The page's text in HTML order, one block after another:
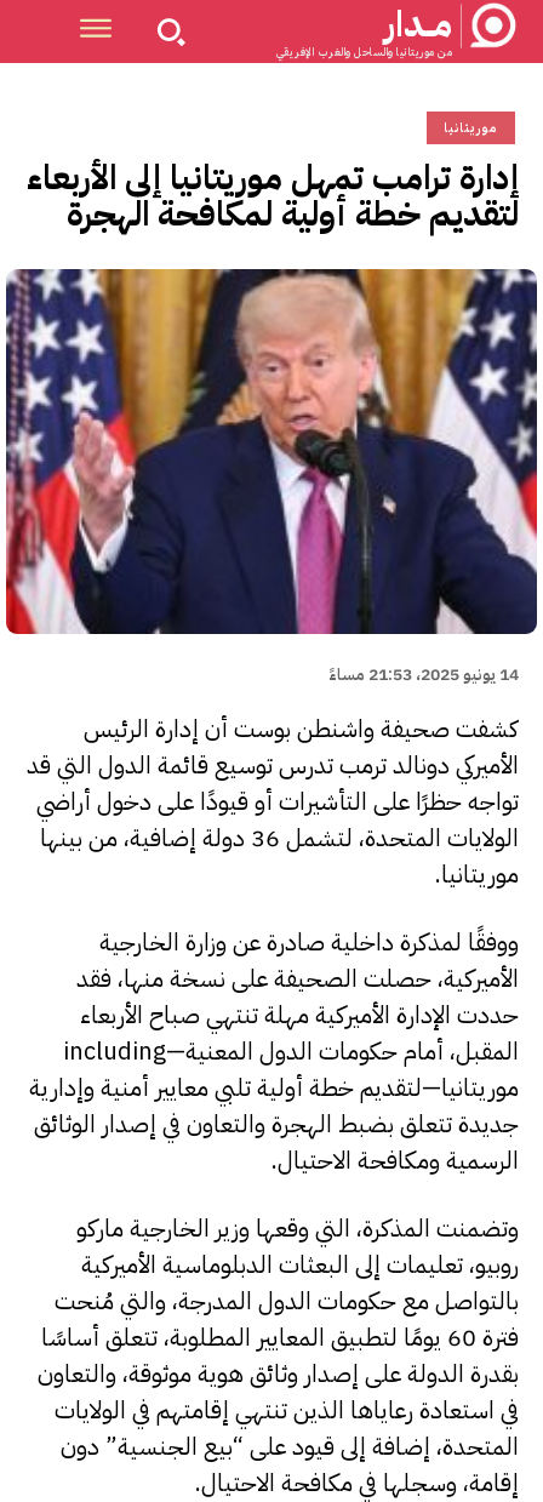
مــدار
من موريتانيا والساحل والغرب الإفريقي
موريتانيا
إدارة ترامب تمهل موريتانيا إلى الأربعاء
لتقديم خطة أولية لمكافحة الهجرة
14 يونيو 2025، 21:53 مساءً
كشفت صحيفة واشنطن بوست أن إدارة الرئيس
الأميركي دونالد ترمب تدرس توسيع قائمة الدول التي قد
تواجه حظرًا على التأشيرات أو قيودًا على دخول أراضي
الولايات المتحدة، لتشمل 36 دولة إضافية، من بينها
موريتانيا.
ووفقًا لمذكرة داخلية صادرة عن وزارة الخارجية
الأميركية، حصلت الصحيفة على نسخة منها، فقد
حددت الإدارة الأميركية مهلة تنتهي صباح الأربعاء
المقبل، أمام حكومات الدول المعنية—including
موريتانيا—لتقديم خطة أولية تلبي معايير أمنية وإدارية
جديدة تتعلق بضبط الهجرة والتعاون في إصدار الوثائق
الرسمية ومكافحة الاحتيال.
وتضمنت المذكرة، التي وقعها وزير الخارجية ماركو
روبيو، تعليمات إلى البعثات الدبلوماسية الأميركية
بالتواصل مع حكومات الدول المدرجة، والتي مُنحت
فترة 60 يومًا لتطبيق المعايير المطلوبة، تتعلق أساسًا
بقدرة الدولة على إصدار وثائق هوية موثوقة، والتعاون
في استعادة رعاياها الذين تنتهي إقامتهم في الولايات
المتحدة، إضافة إلى قيود على “بيع الجنسية” دون
إقامة، وسجلها في مكافحة الاحتيال.